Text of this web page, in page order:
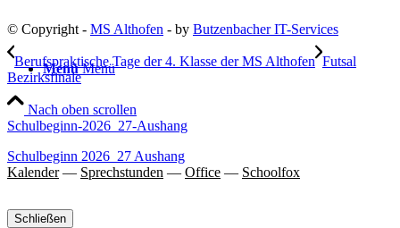
Menü Menü
Kalender— Sprechstunden — Office — Schoolfox
© Copyright - MS Althofen - by Butzenbacher IT-Services
Berufspraktische Tage der 4. Klasse der MS Althofen Futsal
Bezirksfinale
Nach oben scrollen
Schulbeginn-2026_27-Aushang
Schulbeginn 2026_27 Aushang
Schließen